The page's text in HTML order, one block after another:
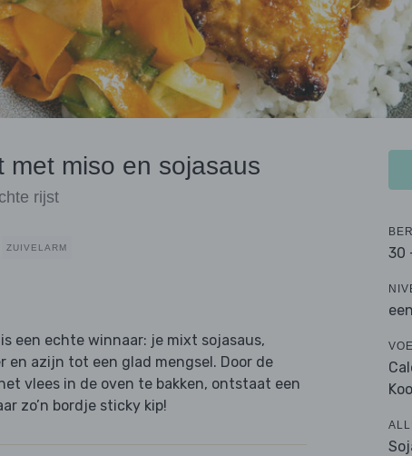
met miso en sojasaus
rijst
ZUIVELARM
een echte winnaar: je mixt sojasaus,
en azijn tot een glad mengsel. Door de
vlees in de oven te bakken, ontstaat een
zo’n bordje sticky kip!
30